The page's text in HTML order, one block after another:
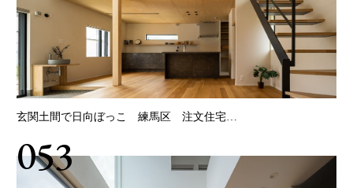
玄関土間で日向ぼっこ 練馬区 注文住宅…
053